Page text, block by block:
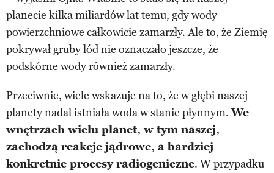
planecie kilka miliardów lat temu, gdy wody
powierzchniowe całkowicie zamarzły. Ale to, że Ziemię
pokrywał gruby lód nie oznaczało jeszcze, że
podskórne wody również zamarzły.
Przeciwnie, wiele wskazuje na to, że w głębi naszej
planety nadal istniała woda w stanie płynnym.We
wnętrzach wielu planet, w tym naszej,
zachodzą reakcje jądrowe, a bardziej
konkretnie procesy radiogeniczne. W przypadku